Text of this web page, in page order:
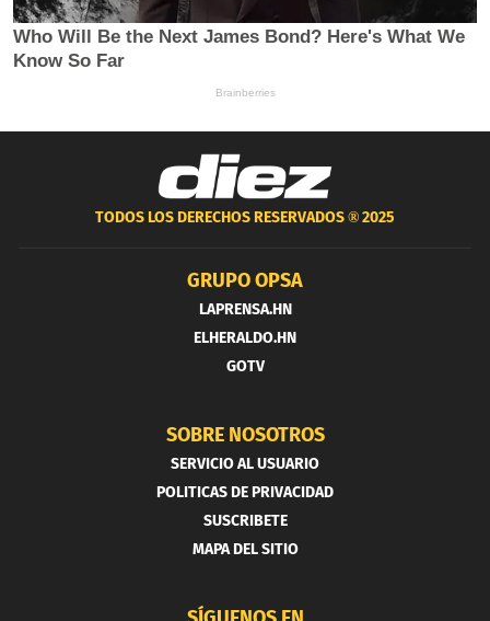
TODOS LOS DERECHOS RESERVADOS ®2025
GRUPO OPSA
LAPRENSA.HN
ELHERALDO.HN
GOTV
SOBRE NOSOTROS
SERVICIO AL USUARIO
POLITICAS DE PRIVACIDAD
SUSCRIBETE
MAPA DEL SITIO